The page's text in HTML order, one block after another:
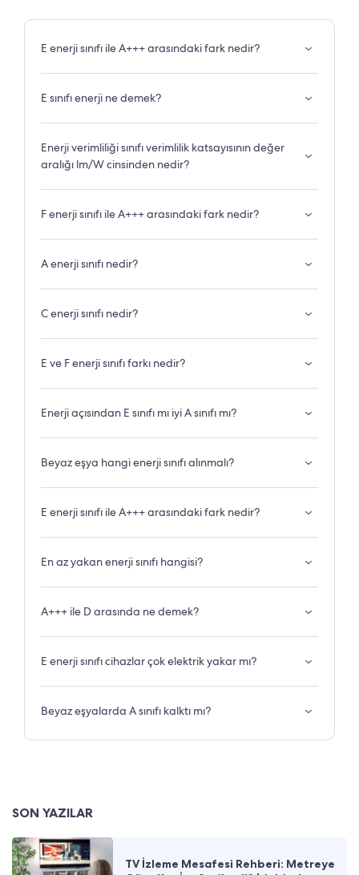
E enerji sınıfı ile A+++ arasındaki fark nedir?
E sınıfı enerji ne demek?
Enerji verimliliği sınıfı verimlilik katsayısının değer
aralığı lm/W cinsinden nedir?
F enerji sınıfı ile A+++ arasındaki fark nedir?
A enerji sınıfı nedir?
C enerji sınıfı nedir?
E ve F enerji sınıfı farkı nedir?
Enerji açısından E sınıfı mı iyi A sınıfı mı?
Beyaz eşya hangi enerji sınıfı alınmalı?
E enerji sınıfı ile A+++ arasındaki fark nedir?
En az yakan enerji sınıfı hangisi?
A+++ ile D arasında ne demek?
E enerji sınıfı cihazlar çok elektrik yakar mı?
Beyaz eşyalarda A sınıfı kalktı mı?
SON YAZILAR
TV İzleme Mesafesi Rehberi: Metreye